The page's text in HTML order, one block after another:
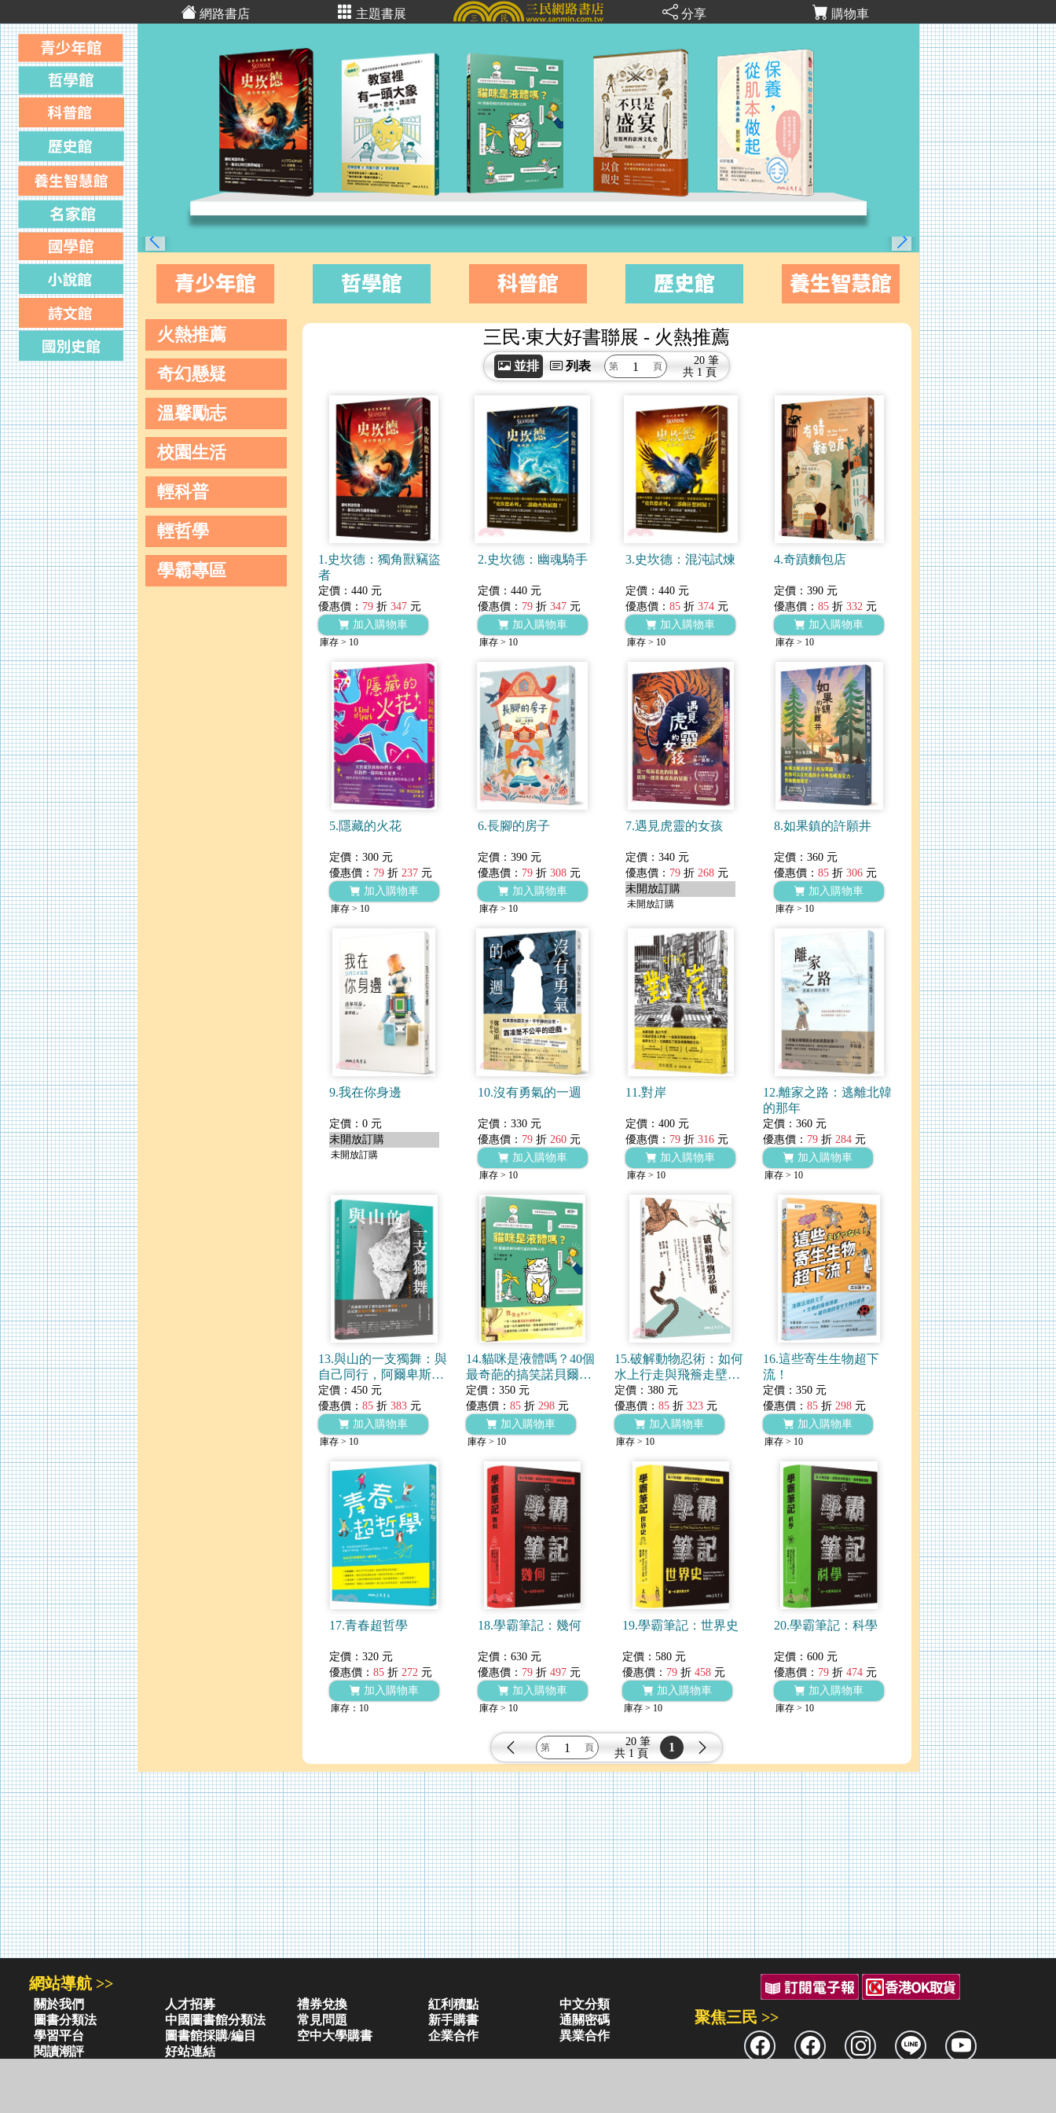
網路書店 主題書展 分享 購物車
青少年館 哲學館 科普館 歷史館 養生智慧館
火熱推薦
奇幻懸疑
溫馨勵志
校園生活
輕科普
輕哲學
學霸專區
三民‧東大好書聯展 - 火熱推薦
並排 列表 共
20 筆
1 頁
1.史坎德：獨角獸竊盜
者
定價：440 元
優惠價： 79折 347元
加入購物車
庫存 > 10
2.史坎德：幽魂騎手
定價：440 元
優惠價： 79折 347元
加入購物車
庫存 > 10
3.史坎德：混沌試煉
定價：440 元
優惠價：85 折374 元
加入購物車
庫存 > 10
4.奇蹟麵包店
定價：390 元
優惠價：85 折332 元
加入購物車
庫存 > 10
5.隱藏的火花
定價：300 元
優惠價： 79折 237元
加入購物車
庫存 > 10
6.長腳的房子
定價：390 元
優惠價： 79折 308元
加入購物車
庫存 > 10
7.遇見虎靈的女孩
定價：340 元
優惠價： 79 折268 元
未開放訂購
未開放訂購
8.如果鎮的許願井
定價：360 元
優惠價：85 折306 元
加入購物車
庫存 > 10
9.我在你身邊
定價：0 元
未開放訂購
未開放訂購
10.沒有勇氣的一週
定價：330 元
優惠價： 79折 260元
加入購物車
庫存 > 10
11.對岸
定價：400 元
優惠價： 79 折316 元
加入購物車
庫存 > 10
12.離家之路：逃離北韓
的那年
定價：360 元
優惠價： 79折 284元
加入購物車
庫存 > 10
13.與山的一支獨舞：與
自己同行，阿爾卑斯山
攀登之旅
定價：450 元
優惠價： 85折 383元
加入購物車
庫存 > 10
14.貓咪是液體嗎？40個
最奇葩的搞笑諾貝爾獎
主題
定價：350 元
優惠價：85 折298 元
加入購物車
庫存 > 10
15.破解動物忍術：如何
水上行走與飛簷走壁？
動物運動與未來的機器
人
定價：380 元
優惠價： 85 折 323 元
加入購物車
庫存 > 10
16.這些寄生生物超下
流！
定價：350 元
優惠價： 85折 298元
加入購物車
庫存 > 10
17.青春超哲學
定價：320 元
優惠價： 85折 272元
加入購物車
庫存：10
18.學霸筆記：幾何
定價：630 元
優惠價： 79折 497元
加入購物車
庫存 > 10
19.學霸筆記：世界史
定價：580 元
優惠價： 79 折458 元
加入購物車
庫存 > 10
20.學霸筆記：科學
定價：600 元
優惠價： 79 折474 元
加入購物車
庫存 > 10
共
20 筆
1 頁
1
網站導航 >>
關於我們 人才招募 禮券兌換 紅利積點
中文分類
圖書分類法
中國圖書館分類法 常見問題 新手購書
通關密碼
學習平台
圖書館採購/編目 空中大學購書 企業合作
異業合作
閱讀潮評
好站連結
聚焦三民 >>